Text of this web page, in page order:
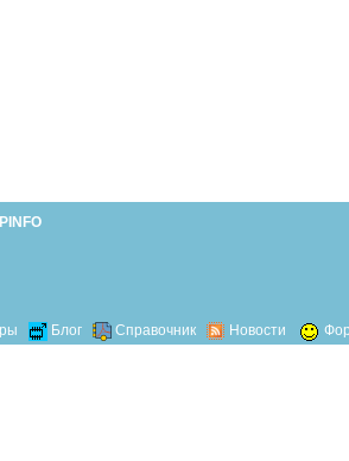
Блог Справочник Новости